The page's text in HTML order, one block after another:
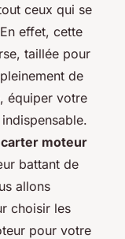
ceux qui se
effet, cette
taillée pour
de
équiper votre
moteur
battant de
allons
choisir les
pour votre